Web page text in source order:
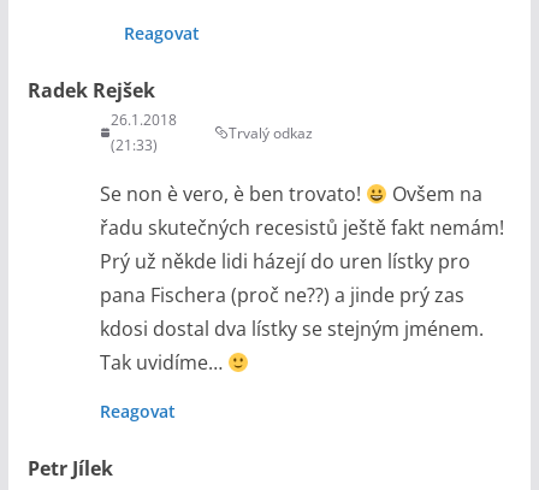
Reagovat
Radek Rejšek
26.1.2018
(21:33)
Trvalý odkaz
Se non è vero, è ben trovato!
Ovšem na
řadu skutečných recesistů ještě fakt nemám!
Prý už někde lidi házejí do uren lístky pro
pana Fischera (proč ne??) a jinde prý zas
kdosi dostal dva lístky se stejným jménem.
Tak uvidíme…
Reagovat
Petr Jílek